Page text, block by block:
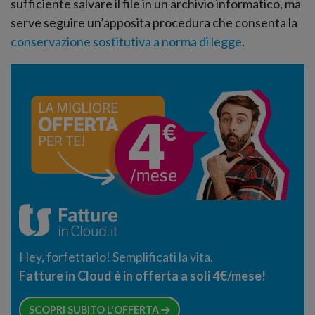
sufficiente salvare il file in un archivio informatico, ma
serve seguire un’apposita procedura che consenta la
conservazione sostitutiva a norma di legge.
Hey, forfettario! Semplificati la vita.
Fatture in Cloud è in offerta a soli 4€/mese!
SCOPRI SUBITO L'OFFERTA